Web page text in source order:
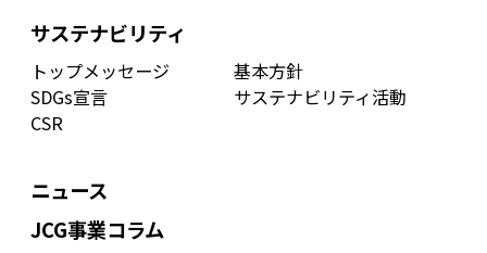
サステナビリティ
トップメッセージ
基本方針
SDGs宣言
サステナビリティ活動
CSR
ニュース
JCG事業コラム